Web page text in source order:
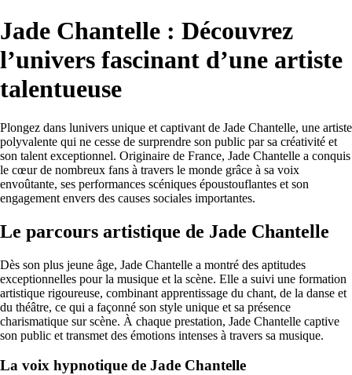
Jade Chantelle : Découvrez
l’univers fascinant d’une artiste
talentueuse
Plongez dans lunivers unique et captivant de Jade Chantelle, une artiste
polyvalente qui ne cesse de surprendre son public par sa créativité et
son talent exceptionnel. Originaire de France, Jade Chantelle a conquis
le cœur de nombreux fans à travers le monde grâce à sa voix
envoûtante, ses performances scéniques époustouflantes et son
engagement envers des causes sociales importantes.
Le parcours artistique de Jade Chantelle
Dès son plus jeune âge, Jade Chantelle a montré des aptitudes
exceptionnelles pour la musique et la scène. Elle a suivi une formation
artistique rigoureuse, combinant apprentissage du chant, de la danse et
du théâtre, ce qui a façonné son style unique et sa présence
charismatique sur scène. À chaque prestation, Jade Chantelle captive
son public et transmet des émotions intenses à travers sa musique.
La voix hypnotique de Jade Chantelle